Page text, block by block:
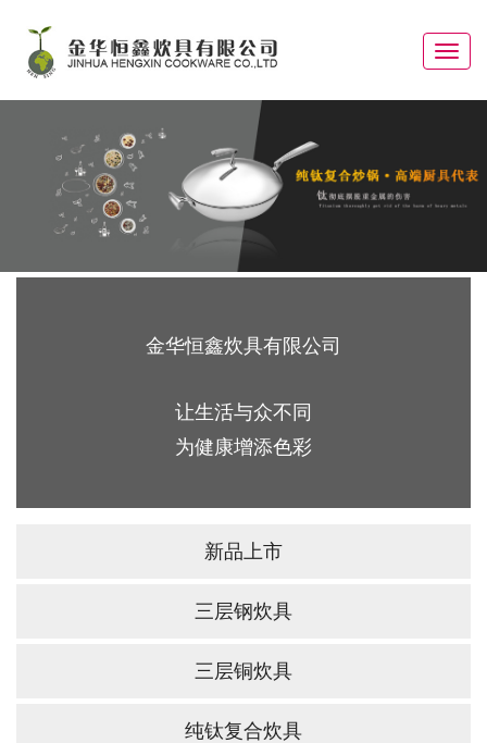
Toggle
金华恒鑫炊具有限公司
让生活与众不同
为健康增添色彩
新品上市
三层钢炊具
三层铜炊具
纯钛复合炊具